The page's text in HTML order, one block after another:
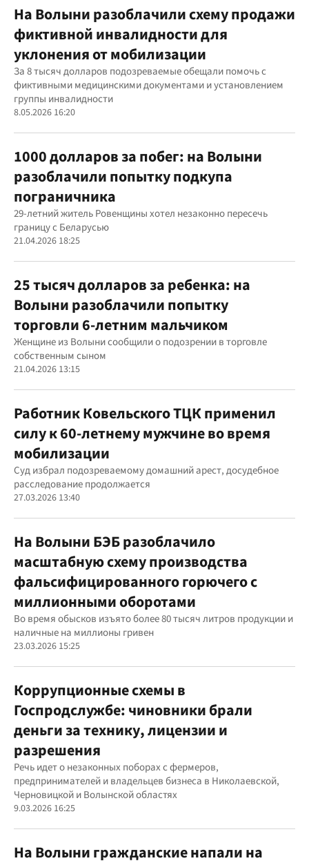
На Волыни разоблачили схему продажи
фиктивной инвалидности для
уклонения от мобилизации
За 8 тысяч долларов подозреваемые обещали помочь с
фиктивными медицинскими документами и установлением
группы инвалидности
8.05.2026 16:20
1000 долларов за побег: на Волыни
разоблачили попытку подкупа
пограничника
29-летний житель Ровенщины хотел незаконно пересечь
границу с Беларусью
21.04.2026 18:25
25 тысяч долларов за ребенка: на
Волыни разоблачили попытку
торговли 6-летним мальчиком
Женщине из Волыни сообщили о подозрении в торговле
собственным сыном
21.04.2026 13:15
Работник Ковельского ТЦК применил
силу к 60-летнему мужчине во время
мобилизации
Суд избрал подозреваемому домашний арест, досудебное
расследование продолжается
27.03.2026 13:40
На Волыни БЭБ разоблачило
масштабную схему производства
фальсифицированного горючего с
миллионными оборотами
Во время обысков изъято более 80 тысяч литров продукции и
наличные на миллионы гривен
23.03.2026 15:25
Коррупционные схемы в
Госпродслужбе: чиновники брали
деньги за технику, лицензии и
разрешения
Речь идет о незаконных поборах с фермеров,
предпринимателей и владельцев бизнеса в Николаевской,
Черновицкой и Волынской областях
9.03.2026 16:25
На Волыни гражданские напали на